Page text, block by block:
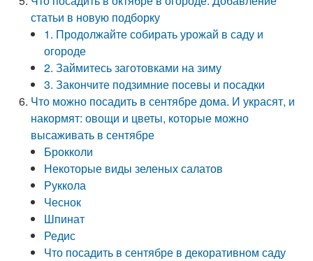
статьи в новую подборку
1. Продолжайте собирать урожай в саду и
огороде
2. Займитесь заготовками на зиму
3. Закончите подзимние посевы и посадки
Что можно посадить в сентябре дома. И украсят, и
накормят: овощи и цветы, которые можно
высаживать в сентябре
Брокколи
Некоторые виды зеленых салатов
Руккола
Чеснок
Шпинат
Редис
Что посадить в сентябре в декоративном саду